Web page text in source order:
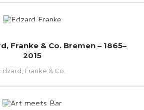
Franke & Co. Bremen – 1865–
2015
Franke & Co.